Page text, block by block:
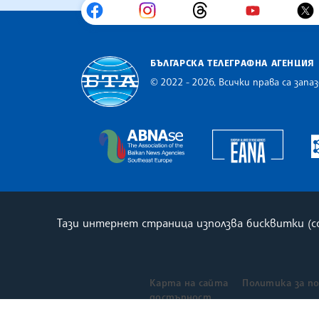
БЪЛГАРСКА ТЕЛЕГРАФНА АГЕНЦИЯ
© 2022 - 2026, Всички права са
The Assocoation of the
Карта на сайта
Политика за
достъпност
Тази интернет страница използва бисквитки